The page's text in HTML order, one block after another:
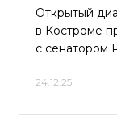
Открытый
в Костроме
с сенатором
24.12.25